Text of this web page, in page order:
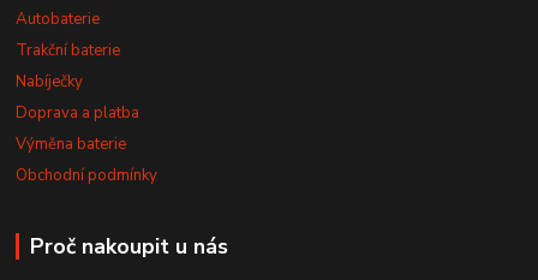
Autobaterie
Trakční baterie
Nabíječky
Doprava a platba
Výměna baterie
Obchodní podmínky
Proč nakoupit u nás